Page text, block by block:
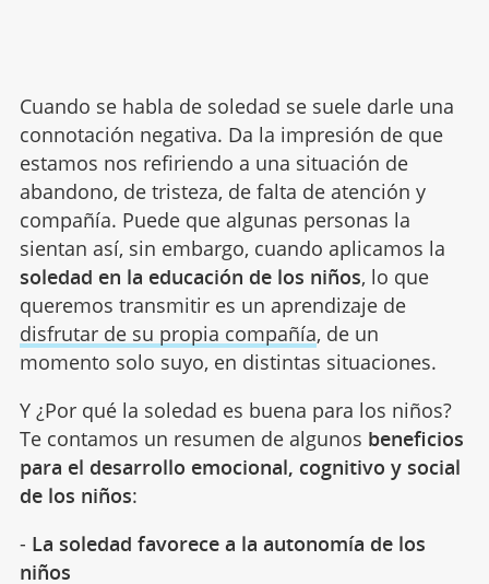
Cuando se habla de soledad se suele darle una
connotación negativa. Da la impresión de que
estamos nos refiriendo a una situación de
abandono, de tristeza, de falta de atención y
compañía. Puede que algunas personas la
sientan así, sin embargo, cuando aplicamos la
soledad en la educación de los niños, lo que
queremos transmitir es un aprendizaje de
disfrutar de su propia compañía, de un
momento solo suyo, en distintas situaciones.
Y ¿Por qué la soledad es buena para los niños?
Te contamos un resumen de algunos beneficios
para el desarrollo emocional, cognitivo y social
de los niños:
- La soledad favorece a la autonomía de los
niños